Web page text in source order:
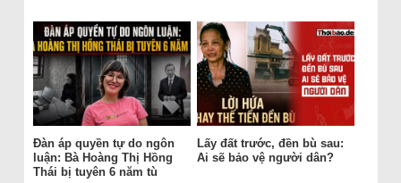
Đàn áp quyền tự do ngôn
luận: Bà Hoàng Thị Hồng
Thái bị tuyên 6 năm tù
Lấy đất trước, đền bù sau:
Ai sẽ bảo vệ người dân?